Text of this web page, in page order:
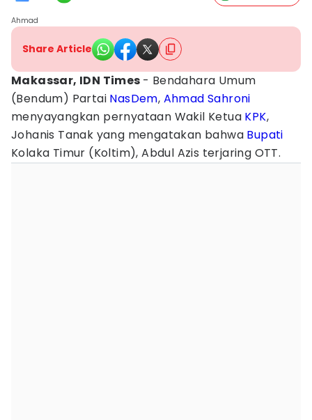
Ahmad
Share Article
Makassar, IDN Times - Bendahara Umum
(Bendum) Partai NasDem, Ahmad Sahroni
menyayangkan pernyataan Wakil Ketua KPK,
Johanis Tanak yang mengatakan bahwa Bupati
Kolaka Timur (Koltim), Abdul Azis terjaring OTT.